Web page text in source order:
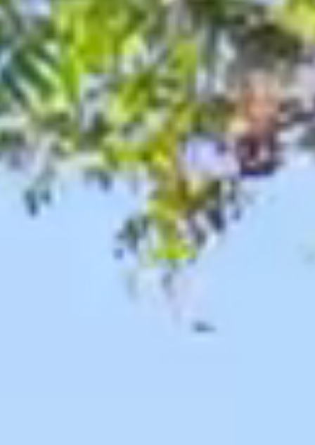
⭐️更多相關資訊，臉書請搜尋🔍 桃園地景藝術節 Taoyuan Land Art
Festival
Tag我們，讓更多人看見美的桃園☺️☺️
@taoyuantravel #taoyuantravel
🪧防疫時期，人人有責！
#出門戴口罩
#肥皂勤洗手
#保持社交距離
#避免用手觸摸眼口鼻
#避免出入人潮擁擠
#桃園
#桃園打卡 #愛ㄑ桃 #樂遊桃園 #旅行
#iseetaiwan
#igerstaiwan #viewtaiwan #amazingtaiwan
#photography #travel #beautiful
#taoyuanlandartfestival